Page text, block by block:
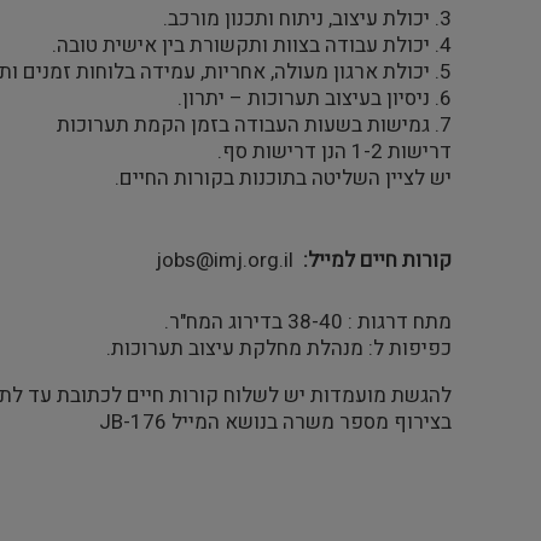
3. יכולת עיצוב, ניתוח ותכנון מורכב.
4. יכולת עבודה בצוות ותקשורת בין אישית טובה.
5. יכולת ארגון מעולה, אחריות, עמידה בלוחות זמנים ותנאי לחץ.
6. ניסיון בעיצוב תערוכות – יתרון.
7. גמישות בשעות העבודה בזמן הקמת תערוכות
דרישות 1-2 הנן דרישות סף.
יש לציין השליטה בתוכנות בקורות החיים.
קורות חיים למייל jobs@imj.org.il
מתח דרגות : 38-40 בדירוג המח"ר.
כפיפות ל: מנהלת מחלקת עיצוב תערוכות.
להגשת מועמדות יש לשלוח קורות חיים לכתובת עד
בצירוף מספר משרה בנושא המייל JB-176